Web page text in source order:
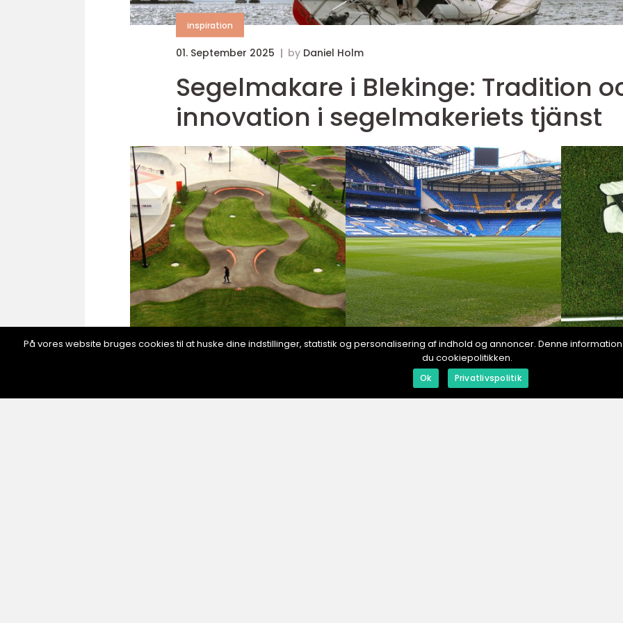
inspiration
01. September 2025 by Daniel Holm
Segelmakare i Blekinge: Tradition
innovation i segelmakeriets tjänst
06. January 2025
12. August 2024
14. February
På vores website bruges cookies til at huske dine indstillinger, statistik og personalisering af indhold og annoncer. Denne
du cookiepolitikken.
Ok Privatlivspolitik